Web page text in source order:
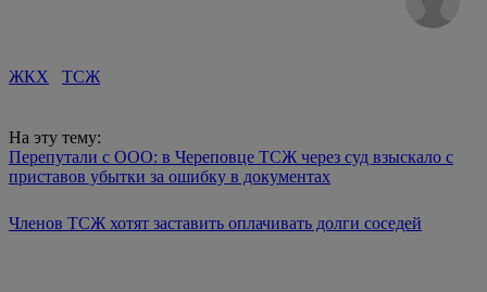
ЖКХ ТСЖ
На эту тему:
Перепутали с ООО: в Череповце ТСЖ через суд взыскало с
приставов убытки за ошибку в документах
Членов ТСЖ хотят заставить оплачивать долги соседей